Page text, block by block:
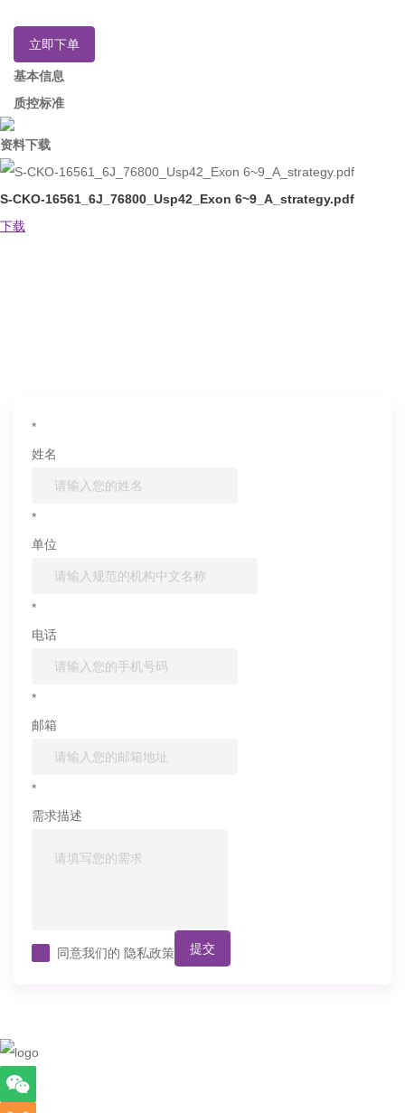
立即下单
基本信息
质控标准
资料下载
S-CKO-16561_6J_76800_Usp42_Exon 6~9_A_strategy.pdf
下载
*
姓名
*
单位
*
电话
*
邮箱
*
需求描述
同意我们的 隐私政策 提交